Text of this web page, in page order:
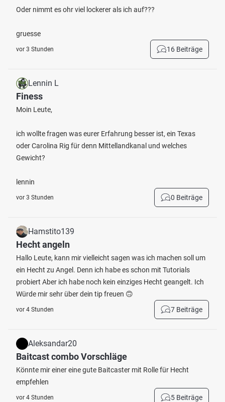
Oder nimmt es ohr viel lockerer als ich auf???
gruesse
vor 3 Stunden 16 Beiträge
Lennin L
Finess
Moin Leute,
ich wollte fragen was eurer Erfahrung besser ist, ein Texas
oder Carolina Rig für denn Mittellandkanal und welches
Gewicht?
lennin
vor 3 Stunden 0 Beiträge
Hamstito139
Hecht angeln
Hallo Leute, kann mir vielleicht sagen was ich machen soll um
ein Hecht zu Angel. Denn ich habe es schon mit Tutorials
probiert Aber ich habe noch kein einziges Hecht geangelt. Ich
Würde mir sehr über dein tip freuen 🙃
vor 4 Stunden 7 Beiträge
Aleksandar20
Baitcast combo Vorschläge
Könnte mir einer eine gute Baitcaster mit Rolle für Hecht
empfehlen
vor 4 Stunden 5 Beiträge